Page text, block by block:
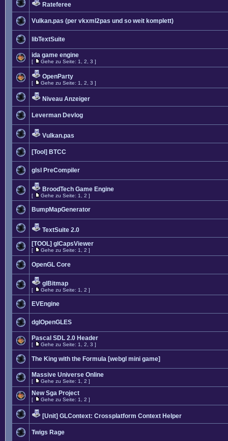
Rateferee
Vulkan.pas (per vkxml2pas und so weit komplett)
libTextSuite
ida game engine
[ Gehe zu Seite: 1 2 3 ]
OpenParty
[ Gehe zu Seite: 1 2 3 ]
Niveau Anzeiger
Leverman Devlog
Vulkan.pas
[Tool] BTCC
glsl PreCompiler
BroodTech Game Engine
[ Gehe zu Seite: 1 2 ]
BumpMapGenerator
TextSuite 2.0
[TOOL] glCapsViewer
[ Gehe zu Seite: 1 2 ]
OpenGL Core
glBitmap
[ Gehe zu Seite: 1 2 ]
EVEngine
dglOpenGLES
Pascal SDL 2.0 Header
[ Gehe zu Seite: 1 2 3 ]
The King with the Formula [webgl mini game]
Massive Universe Online
[ Gehe zu Seite: 1 2 ]
New Sga Project
[ Gehe zu Seite: 1 2 ]
[Unit] GLContext: Crossplatform Context Helper
Twigs Rage